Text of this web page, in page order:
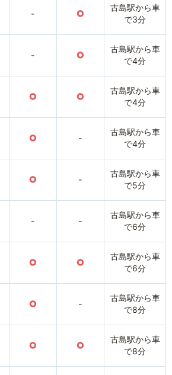
- ○
古島駅から車
で3分
- ○
古島駅から車
で4分
○ ○
古島駅から車
で4分
○ -
古島駅から車
で4分
○ -
古島駅から車
で5分
- -
古島駅から車
で6分
○ ○
古島駅から車
で6分
○ -
古島駅から車
で8分
○ ○
古島駅から車
で8分